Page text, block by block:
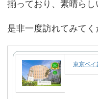
揃っており、素晴らし
是非一度訪れてみてく
東京ベ